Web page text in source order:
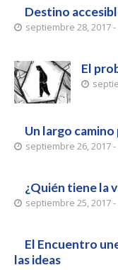
Destino
septiembre 28, 2017 -
El
Un largo
septiembre 26, 2017 -
¿Quién tiene la
septiembre 25, 2017 -
El Encuentro
las ideas